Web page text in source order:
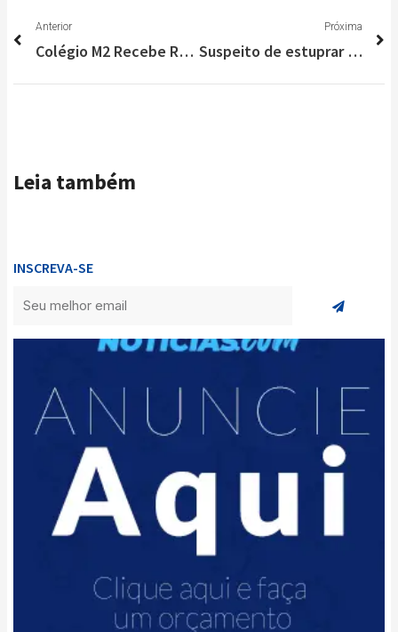
Anterior
Colégio M2 Recebe Reconhecimento da Universidade de Cambridge
Próxima
Suspeito de estuprar jovem de 16 anos em Lagoa Santa é preso no Espírito Santo
Leia também
INSCREVA-SE